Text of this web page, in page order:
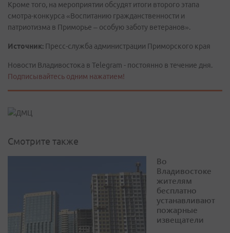
Кроме того, на мероприятии обсудят итоги второго этапа
смотра-конкурса «Воспитанию гражданственности и
патриотизма в Приморье – особую заботу ветеранов».
Источник: Пресс-служба администрации Приморского края
Новости Владивостока в Telegram - постоянно в течение дня.
Подписывайтесь одним нажатием!
Смотрите также
Во
Владивостоке
жителям
бесплатно
устанавливают
пожарные
извещатели